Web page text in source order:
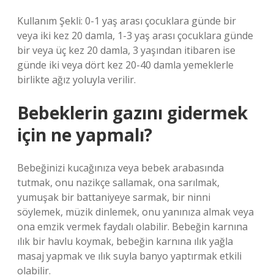
Kullanım Şekli: 0-1 yaş arası çocuklara günde bir
veya iki kez 20 damla, 1-3 yaş arası çocuklara günde
bir veya üç kez 20 damla, 3 yaşından itibaren ise
günde iki veya dört kez 20-40 damla yemeklerle
birlikte ağız yoluyla verilir.
Bebeklerin gazını gidermek
için ne yapmalı?
Bebeğinizi kucağınıza veya bebek arabasında
tutmak, onu nazikçe sallamak, ona sarılmak,
yumuşak bir battaniyeye sarmak, bir ninni
söylemek, müzik dinlemek, onu yanınıza almak veya
ona emzik vermek faydalı olabilir. Bebeğin karnına
ılık bir havlu koymak, bebeğin karnına ılık yağla
masaj yapmak ve ılık suyla banyo yaptırmak etkili
olabilir.